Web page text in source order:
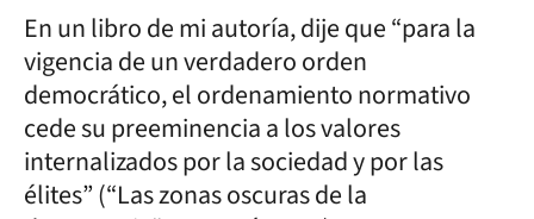
En un libro de mi autoría, dije que “para la
vigencia de un verdadero orden
democrático, el ordenamiento normativo
cede su preeminencia a los valores
internalizados por la sociedad y por las
élites” (“Las zonas oscuras de la